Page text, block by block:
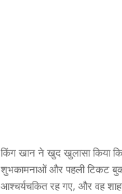
किंग खान ने खुद खुलासा किया कि
शुभकामनाओं और पहली टिकट बुक
आश्चर्यचकित रह गए, और वह